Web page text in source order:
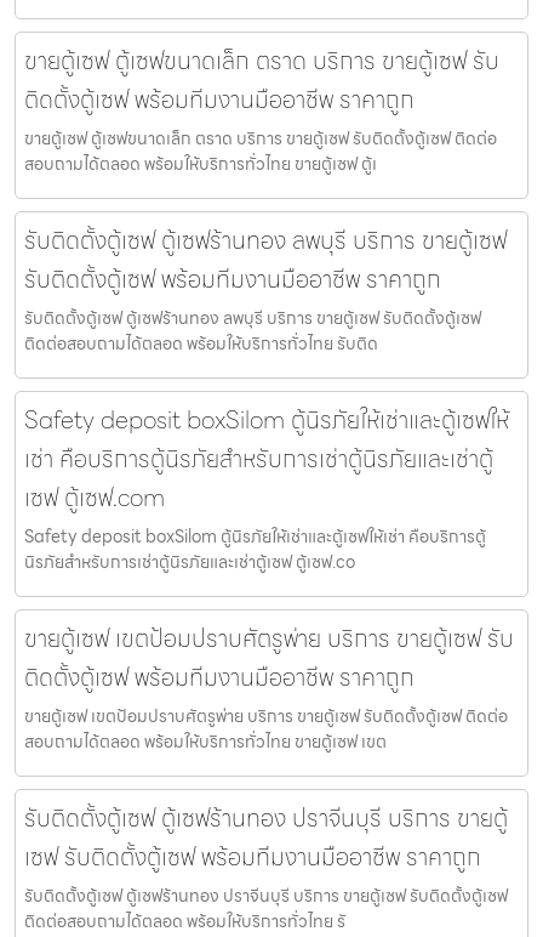
ขายตู้เซฟ ตู้เซฟขนาดเล็ก ตราด บริการ ขายตู้เซฟ รับ
ติดตั้งตู้เซฟ พร้อมทีมงานมืออาชีพ ราคาถูก
ขายตู้เซฟ ตู้เซฟขนาดเล็ก ตราด บริการ ขายตู้เซฟ รับติดตั้งตู้เซฟ ติดต่อ
สอบถามได้ตลอด พร้อมให้บริการทั่วไทย ขายตู้เซฟ ตู้เ
รับติดตั้งตู้เซฟ ตู้เซฟร้านทอง ลพบุรี บริการ ขายตู้เซฟ
รับติดตั้งตู้เซฟ พร้อมทีมงานมืออาชีพ ราคาถูก
รับติดตั้งตู้เซฟ ตู้เซฟร้านทอง ลพบุรี บริการ ขายตู้เซฟ รับติดตั้งตู้เซฟ
ติดต่อสอบถามได้ตลอด พร้อมให้บริการทั่วไทย รับติด
Safety deposit boxSilom ตู้นิรภัยให้เช่าและตู้เซฟให้
เช่า คือบริการตู้นิรภัยสำหรับการเช่าตู้นิรภัยและเช่าตู้
เซฟ ตู้เซฟ.com
Safety deposit boxSilom ตู้นิรภัยให้เช่าและตู้เซฟให้เช่า คือบริการตู้
นิรภัยสำหรับการเช่าตู้นิรภัยและเช่าตู้เซฟ ตู้เซฟ.co
ขายตู้เซฟ เขตป้อมปราบศัตรูพ่าย บริการ ขายตู้เซฟ รับ
ติดตั้งตู้เซฟ พร้อมทีมงานมืออาชีพ ราคาถูก
ขายตู้เซฟ เขตป้อมปราบศัตรูพ่าย บริการ ขายตู้เซฟ รับติดตั้งตู้เซฟ ติดต่อ
สอบถามได้ตลอด พร้อมให้บริการทั่วไทย ขายตู้เซฟ เขต
รับติดตั้งตู้เซฟ ตู้เซฟร้านทอง ปราจีนบุรี บริการ ขายตู้
เซฟ รับติดตั้งตู้เซฟ พร้อมทีมงานมืออาชีพ ราคาถูก
รับติดตั้งตู้เซฟ ตู้เซฟร้านทอง ปราจีนบุรี บริการ ขายตู้เซฟ รับติดตั้งตู้เซฟ
ติดต่อสอบถามได้ตลอด พร้อมให้บริการทั่วไทย รั